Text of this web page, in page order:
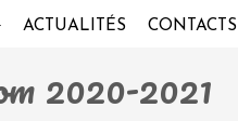
ACTUALITÉS CONTACTS
2020-2021